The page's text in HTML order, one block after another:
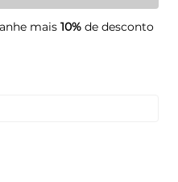
mais 10%de desconto